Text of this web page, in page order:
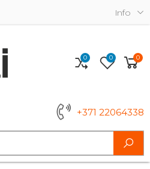
Info
menu
+371 22064338
0 0 0